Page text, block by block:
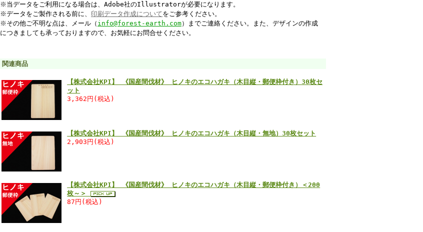
※当データをご利用になる場合は、Adobe社のIllustratorが必要になります。
※データをご製作される前に、 印刷データ作成についてをご参考ください。
※その他ご不明な点は、メール（ info@forest-earth.com）までご連絡ください。また、デザインの作成
につきましても承っておりますので、お気軽にお問合せください。
関連商品
【株式会社KPI】 《国産間伐材》 ヒノキのエコハガキ（木目縦・郵便枠付き）30枚セ
ット
3,362円(税込)
【株式会社KPI】 《国産間伐材》 ヒノキのエコハガキ（木目縦・無地）30枚セット
2,903円(税込)
【株式会社KPI】 《国産間伐材》 ヒノキのエコハガキ（木目縦・郵便枠付き）＜200
枚～＞
87円(税込)